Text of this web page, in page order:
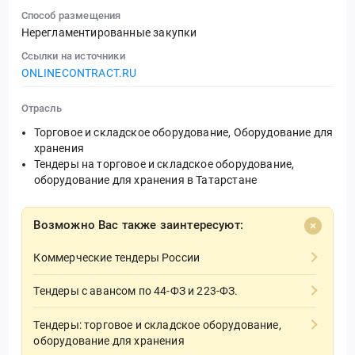
Способ размещения
Нерегламентированные закупки
Ссылки на источники
ONLINECONTRACT.RU
Отрасль
Торговое и складское оборудование, Оборудование для
хранения
Тендеры на торговое и складское оборудование,
оборудование для хранения в Татарстане
Возможно Вас также заинтересуют:
Коммерческие тендеры России
Тендеры с авансом по 44-ФЗ и 223-ФЗ.
Тендеры: торговое и складское оборудование,
оборудование для хранения